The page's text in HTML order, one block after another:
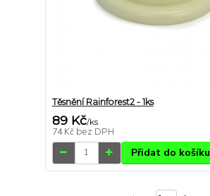
Těsnění Rainforest2 - 1ks
89 Kč/ks
74 Kč bez DPH
Přidat do košíku